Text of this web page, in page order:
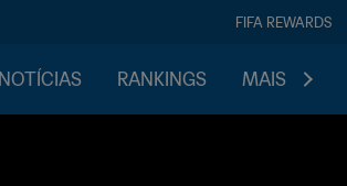
FIFA REWARDS
NOTÍCIAS RANKINGS MAIS